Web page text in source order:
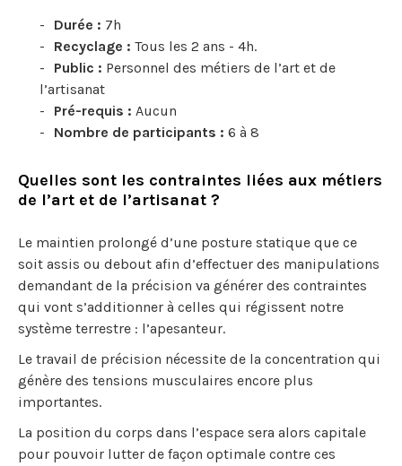
Durée : 7h
Recyclage : Tous les 2 ans - 4h.
Public : Personnel des métiers de l’art et de
l’artisanat
Pré-requis : Aucun
Nombre de participants : 6 à 8
Quelles sont les contraintes liées aux métiers
de l’art et de l’artisanat ?
Le maintien prolongé d’une posture statique que ce
soit assis ou debout afin d’effectuer des manipulations
demandant de la précision va générer des contraintes
qui vont s’additionner à celles qui régissent notre
système terrestre : l’apesanteur.
Le travail de précision nécessite de la concentration qui
génère des tensions musculaires encore plus
importantes.
La position du corps dans l’espace sera alors capitale
pour pouvoir lutter de façon optimale contre ces